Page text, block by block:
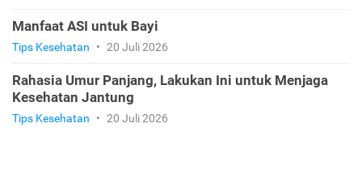
Manfaat ASI untuk Bayi
Tips Kesehatan • 20 Juli 2026
Rahasia Umur Panjang, Lakukan Ini untuk Menjaga
Kesehatan Jantung
Tips Kesehatan • 20 Juli 2026